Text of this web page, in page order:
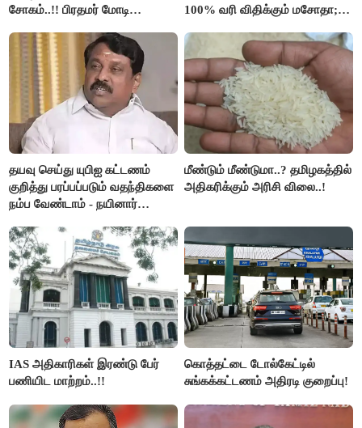
சோகம்..!! பிரதமர் மோடி
100% வரி விதிக்கும் மசோதா;
தயவு செய்து யுபிஐ கட்டணம்
குறித்து பரப்பப்படும் வதந்திகளை
நம்ப வேண்டாம் - நயினார்
மீண்டும் மீண்டுமா..? தமிழகத்தில்
அதிகரிக்கும் அரிசி விலை..!
IAS அதிகாரிகள் இரண்டு பேர்
பணியிட மாற்றம்..!!
கொத்தட்டை டோல்கேட்டில்
சுங்கக்கட்டணம் அதிரடி குறைப்பு!